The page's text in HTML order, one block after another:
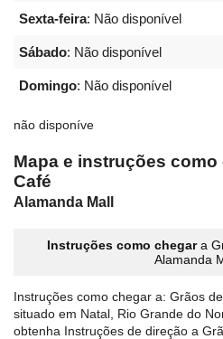
Sexta-feira: Não disponível
Sábado: Não disponível
Domingo: Não disponível
não disponíve
Mapa e instruções como
Café
Alamanda Mall
Instruções como chegara
Alamanda
Instruções como chegar a: Grãos
situado em Natal, Rio Grande do
obtenha Instruções de direção a